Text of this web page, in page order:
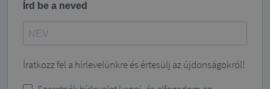
Írd be a neved
Íratkozz fel a hírlevelünkre és értesülj az újdonságokról!